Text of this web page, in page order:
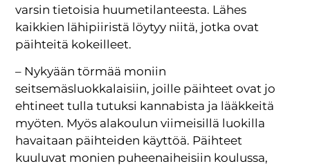
varsin tietoisia huumetilanteesta. Lähes
kaikkien lähipiiristä löytyy niitä, jotka ovat
päihteitä kokeilleet.
– Nykyään törmää moniin
seitsemäsluokkalaisiin, joille päihteet ovat jo
ehtineet tulla tutuksi kannabista ja lääkkeitä
myöten. Myös alakoulun viimeisillä luokilla
havaitaan päihteiden käyttöä. Päihteet
kuuluvat monien puheenaiheisiin koulussa,